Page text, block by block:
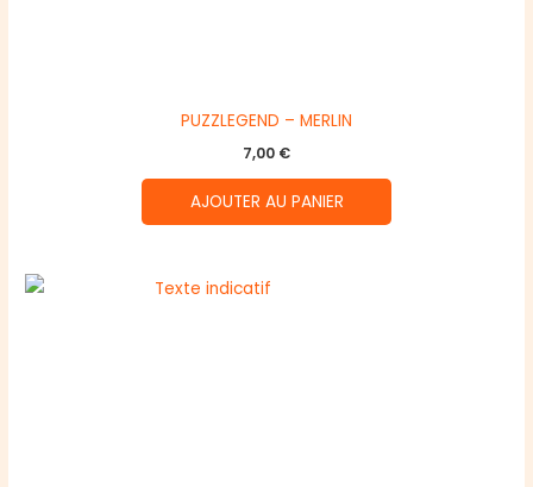
PUZZLEGEND – MERLIN
7,00 €
AJOUTER AU PANIER